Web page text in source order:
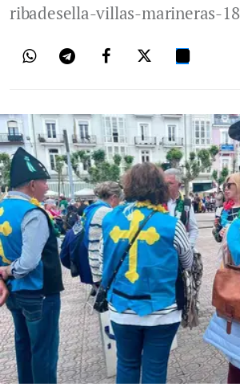
ribadesella-villas-marineras-18